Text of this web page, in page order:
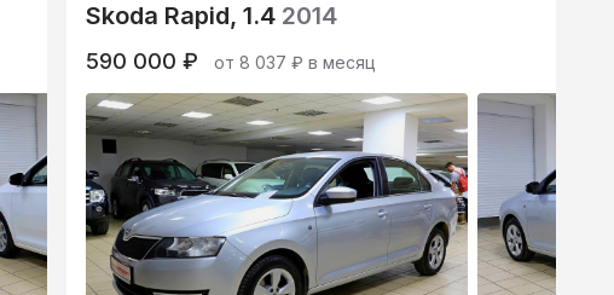
Skoda Rapid, 1.4 2014
590 000 ₽ от 8 037 ₽ в месяц